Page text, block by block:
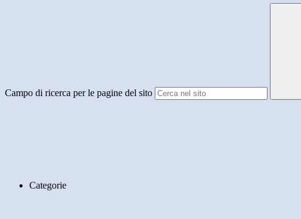
Campo di ricerca per le pagine del sito
Categorie